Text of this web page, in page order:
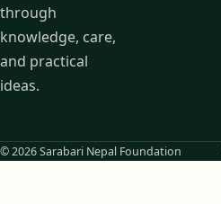
through
knowledge, care,
and practical
ideas.
© 2026 Sarabari Nepal Foundation